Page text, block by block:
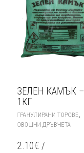
ЗЕЛЕН КАМЪК –
1КГ
ГРАНУЛИРАНИ ТОРОВЕ
ОВОЩНИ ДРЪВЧЕТА
2.10€ /